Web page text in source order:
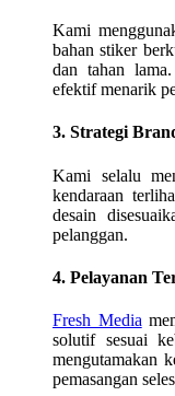
Kami
bahan stiker
dan tahan
efektif menarik
3. Strategi
Kami selalu
kendaraan
desain
pelanggan.
4. Pelayanan
Fresh Media
solutif sesuai
mengutamakan
pemasangan